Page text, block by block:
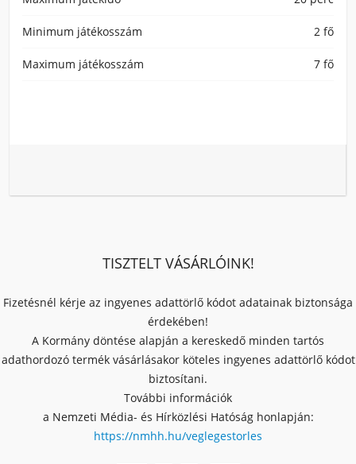
Minimum játékosszám 2 fő
Maximum játékosszám 7 fő
TISZTELT VÁSÁRLÓINK!
Fizetésnél kérje az ingyenes adattörlő kódot adatainak biztonsága
érdekében!
A Kormány döntése alapján a kereskedő minden tartós
adathordozó termék vásárlásakor köteles ingyenes adattörlő kódot
biztosítani.
További információk
a Nemzeti Média- és Hírközlési Hatóság honlapján:
https://nmhh.hu/veglegestorles